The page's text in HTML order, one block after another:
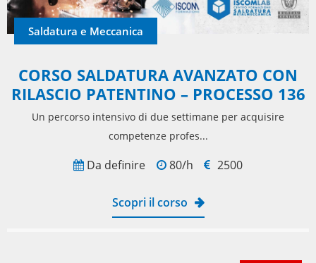
Saldatura e Meccanica
CORSO SALDATURA AVANZATO CON
RILASCIO PATENTINO – PROCESSO 136
Un percorso intensivo di due settimane per acquisire
competenze profes...
Da definire 80/h 2500
Scopri il corso